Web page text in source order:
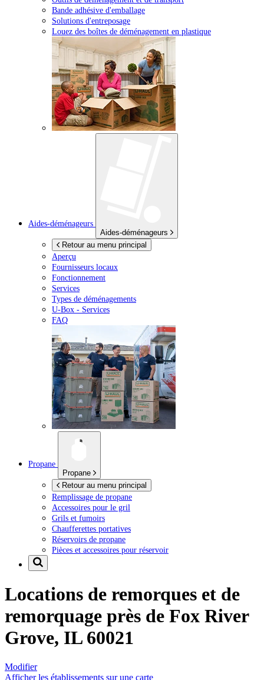
Bande adhésive d'emballage
Solutions d'entreposage
Louez des boîtes de déménagement en plastique
Aides-déménageurs
Aides-déménageurs
Retour au menu principal
Aperçu
Fournisseurs locaux
Fonctionnement
Services
Types de déménagements
U-Box - Services
FAQ
Propane
Propane
Retour au menu principal
Remplissage de propane
Accessoires pour le gril
Grils et fumoirs
Chaufferettes portatives
Réservoirs de propane
Pièces et accessoires pour réservoir
Locations de remorques et de
remorquage près de Fox River
Grove, IL 60021
Modifier
Afficher les établissements sur une carte